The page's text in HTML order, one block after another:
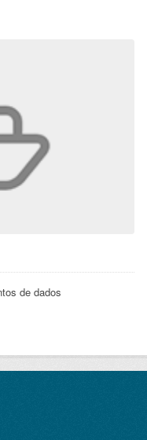
de dados